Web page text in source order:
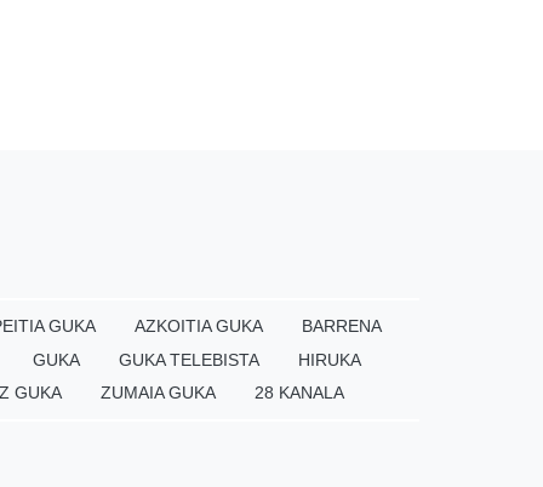
GUKA AZKOITIA GUKA
BARRENA
GUKA
GUKA TELEBISTA
HIRUKA
GUKA
ZUMAIA GUKA 28 KANALA